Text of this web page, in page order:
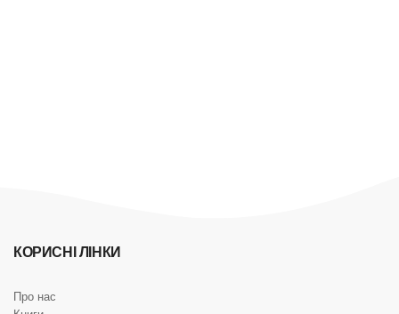
КОРИСНІ ЛІНКИ
Про нас